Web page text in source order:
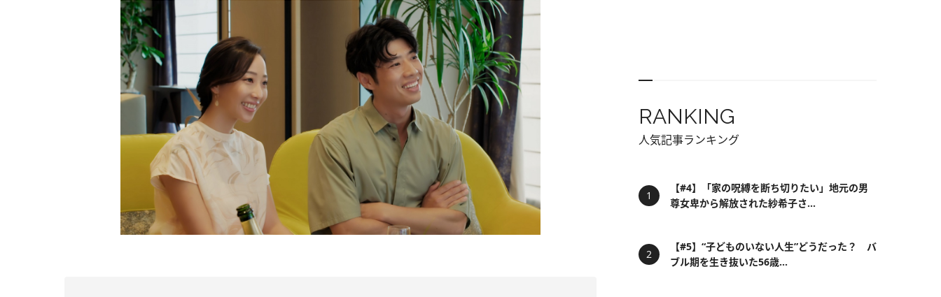
RANKING
人気記事ランキング
【#4】「家の呪縛を断ち切りたい」地元の男
尊女卑から解放された紗希子さ...
【#5】“子どものいない人生”どうだった？ バ
ブル期を生き抜いた56歳...